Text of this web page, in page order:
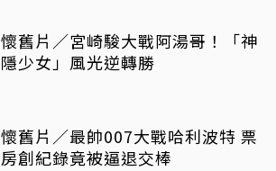
懷舊片／宮崎駿大戰阿湯哥！「神
隱少女」風光逆轉勝
懷舊片／最帥007大戰哈利波特 票
房創紀錄竟被逼退交棒